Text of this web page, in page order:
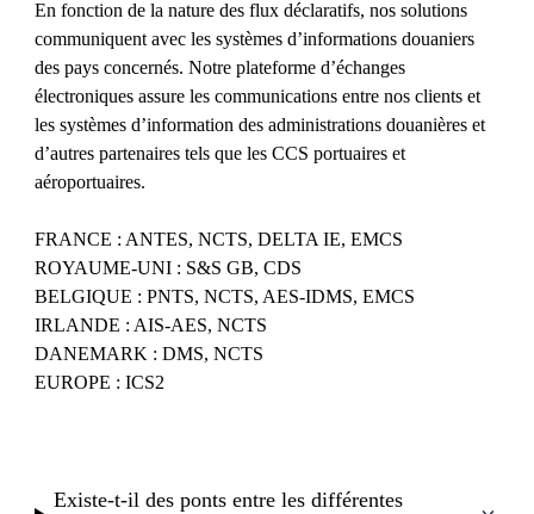
En fonction de la nature des flux déclaratifs, nos solutions
communiquent avec les systèmes d’informations douaniers
des pays concernés. Notre plateforme d’échanges
électroniques assure les communications entre nos clients et
les systèmes d’information des administrations douanières et
d’autres partenaires tels que les CCS portuaires et
aéroportuaires.
FRANCE : ANTES, NCTS, DELTA IE, EMCS
ROYAUME-UNI : S&S GB, CDS
BELGIQUE : PNTS, NCTS, AES-IDMS, EMCS
IRLANDE : AIS-AES, NCTS
DANEMARK : DMS, NCTS
EUROPE : ICS2
Existe-t-il des ponts entre les différentes